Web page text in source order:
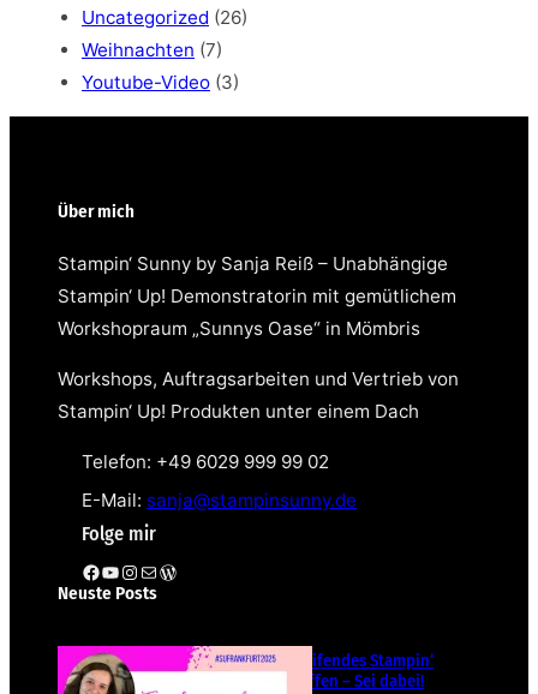
Uncategorized (26)
Weihnachten (7)
Youtube-Video (3)
Über mich
Stampin‘ Sunny by Sanja Reiß – Unabhängige
Stampin‘ Up! Demonstratorin mit gemütlichem
Workshopraum „Sunnys Oase“ in Mömbris
Workshops, Auftragsarbeiten und Vertrieb von
Stampin‘ Up! Produkten unter einem Dach
Telefon: +49 6029 999 99 02
E-Mail: sanja@stampinsunny.de
Folge mir
Facebook YouTube Instagram E-Mail WordPress
Neuste Posts
Teamübergreifendes Stampin‘
Up! Demotreffen – Sei dabei!